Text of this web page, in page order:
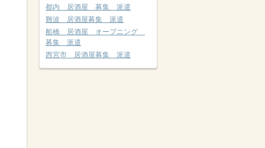
都内 居酒屋 募集 派遣
難波 居酒屋募集 派遣
船橋 居酒屋 オープニング
募集 派遣
西宮市 居酒屋募集 派遣